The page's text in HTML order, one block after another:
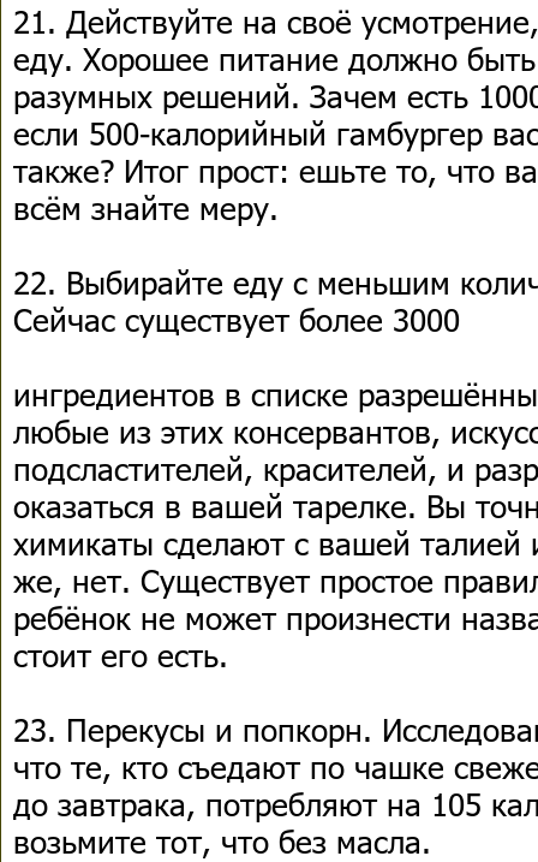
21. Действуйте на своё
еду. Хорошее питание должно
разумных решений. Зачем есть
если 500-калорийный гамбургер
также? Итог прост: ешьте то, что
всём знайте меру.
22. Выбирайте еду с меньшим
Сейчас существует более 3000
ингредиентов в списке
любые из этих консервантов,
подсластителей, красителей, и
оказаться в вашей тарелке. Вы
химикаты сделают с вашей талией
же, нет. Существует простое
ребёнок не может произнести
стоит его есть.
23. Перекусы и попкорн.
что те, кто съедают по чашке
до завтрака, потребляют на 105
возьмите тот, что без масла.